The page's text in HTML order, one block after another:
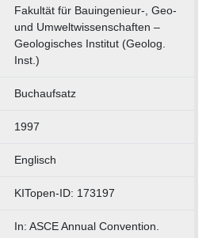
Fakultät für Bauingenieur-, Geo-
und Umweltwissenschaften –
Geologisches Institut (Geolog.
Inst.)
Buchaufsatz
1997
Englisch
KITopen-ID: 173197
In: ASCE Annual Convention.